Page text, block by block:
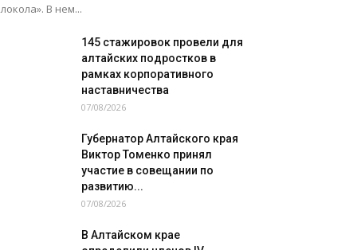
В нем...
145 стажировок провели для
алтайских подростков в
рамках корпоративного
наставничества
07/08/2026
Губернатор Алтайского края
Виктор Томенко принял
участие в совещании по
развитию...
07/08/2026
В Алтайском крае